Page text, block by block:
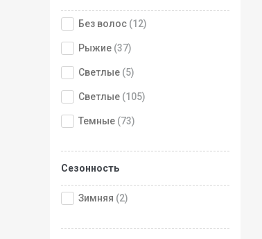
Без волос (12)
Рыжие (37)
Светлые (5)
Светлые (105)
Темные (73)
Сезонность
Зимняя (2)